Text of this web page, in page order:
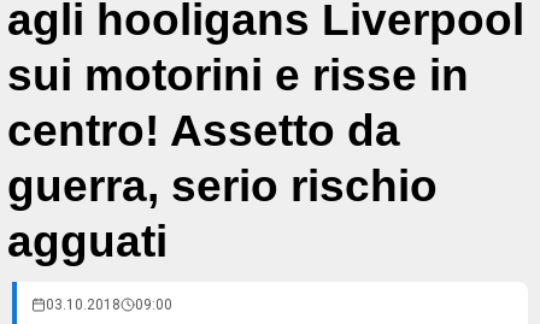
agli hooligans Liverpool
sui motorini e risse in
centro! Assetto da
guerra, serio rischio
agguati
03.10.2018 09:00